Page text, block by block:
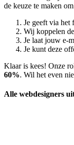
de keuze te maken
Je geeft via het
Wij koppelen
Je laat jouw e-
Je kunt deze
Klaar is kees! Onze
60%. Wil het even
Alle webdesigners